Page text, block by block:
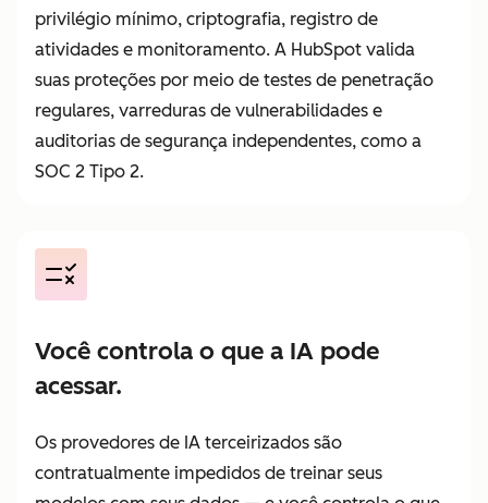
privilégio mínimo, criptografia, registro de
atividades e monitoramento. A HubSpot valida
suas proteções por meio de testes de penetração
regulares, varreduras de vulnerabilidades e
auditorias de segurança independentes, como a
SOC 2 Tipo 2.
Você controla o que a IA pode
acessar.
Os provedores de IA terceirizados são
contratualmente impedidos de treinar seus